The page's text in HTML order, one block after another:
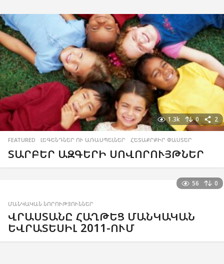
1.3k 0 2
FEATURED ,ԼԵԳԵՆԴՆԵՐ ՈՒ ԱՌԱՍՊԵԼՆԵՐ ,ՀԵՏԱՔՐՔԻՐ ՓԱՍՏԵՐ
ՏԱՐԲԵՐ ԱԶԳԵՐԻ ՍՈՎՈՐՈՒՅԹՆԵՐ
56 0
ՄԱՆԿԱԿԱՆ ՆՈՐՈՒԹՅՈՒՆՆԵՐ
ՎՐԱՍՏԱՆԸ ՀԱՂԹԵՑ ՄԱՆԿԱԿԱՆ
ԵՎՐԱՏԵՍԻԼ 2011-ՈՒՄ